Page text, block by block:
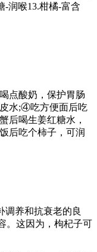
-润喉13.柑橘-富含
点酸奶，保护胃肠
水;④吃方便面后吃
后喝生姜红糖水，
后吃个柿子，可润
调养和抗衰老的良
。这因为，枸杞子可